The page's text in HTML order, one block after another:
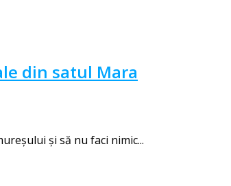
din satul Mara
și să nu faci nimic...